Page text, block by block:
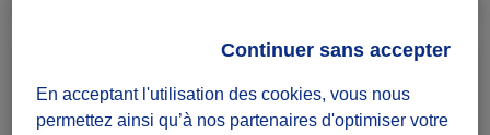
Zobair E.
Pas encore de communauté
En acceptant l'utilisation des cookies, vous nous
permettez ainsi qu’à nos partenaires d'optimiser votre
Continuer sans accepter